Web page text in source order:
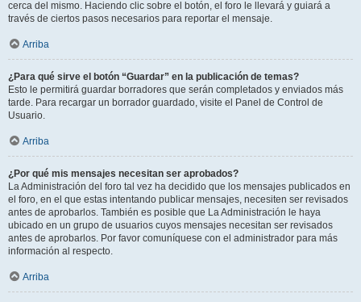
cerca del mismo. Haciendo clic sobre el botón, el foro le llevará y guiará a
través de ciertos pasos necesarios para reportar el mensaje.
Arriba
¿Para qué sirve el botón “Guardar” en la publicación de temas?
Esto le permitirá guardar borradores que serán completados y enviados más
tarde. Para recargar un borrador guardado, visite el Panel de Control de
Usuario.
Arriba
¿Por qué mis mensajes necesitan ser aprobados?
La Administración del foro tal vez ha decidido que los mensajes publicados en
el foro, en el que estas intentando publicar mensajes, necesiten ser revisados
antes de aprobarlos. También es posible que La Administración le haya
ubicado en un grupo de usuarios cuyos mensajes necesitan ser revisados
antes de aprobarlos. Por favor comuníquese con el administrador para más
información al respecto.
Arriba